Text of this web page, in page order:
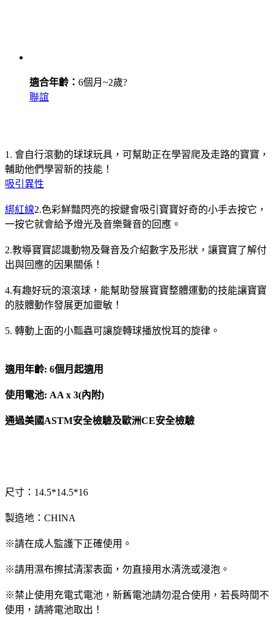
適合年齡： 6個月~2歲?
聯誼
1. 會自行滾動的球球玩具，可幫助正在學習爬及走路的寶寶，
輔助他們學習新的技能！
吸引異性
綁紅線2.色彩鮮豔閃亮的按鍵會吸引寶寶好奇的小手去按它，
一按它就會給予燈光及音樂聲音的回應。
2.教導寶寶認識動物及聲音及介紹數字及形狀，讓寶寶了解付
出與回應的因果關係！
4.有趣好玩的滾滾球，能幫助發展寶寶整體運動的技能讓寶寶
的肢體動作發展更加靈敏！
5. 轉動上面的小瓢蟲可讓旋轉球播放悅耳的旋律。
適用年齡: 6個月起適用
使用電池: AA x 3(內附)
通過美國ASTM安全檢驗及歐洲CE安全檢驗
尺寸：14.5*14.5*16
製造地：CHINA
※請在成人監護下正確使用。
※請用濕布擦拭清潔表面，勿直接用水清洗或浸泡。
※禁止使用充電式電池，新舊電池請勿混合使用，若長時間不
使用，請將電池取出！